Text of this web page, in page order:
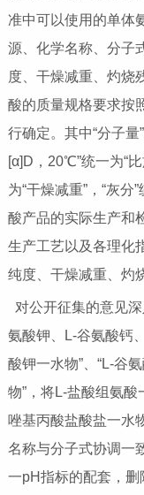
准中可以使用的单体
源、化学名称、分子
度、干燥减重、灼烧
酸的质量规格要求按
行确定。其中“分子量
[α]D，20℃”统一为“
为“干燥减重”，“灰分
酸产品的实际生产和
生产工艺以及各理化
纯度、干燥减重、灼
对公开征集的意见
氨酸钾、L-谷氨酸钙
酸钾一水物”、“L-谷
物”，将L-盐酸组氨酸
唑基丙酸盐酸盐一水
名称与分子式协调一
一pH指标的配套，删